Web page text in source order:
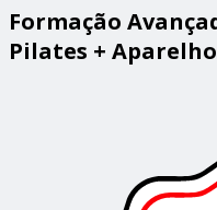
Formação
Pilates +